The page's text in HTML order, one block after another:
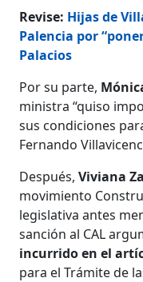
Revise: Hijas de
Palencia por
Palacios
Por su parte,
ministra “quiso
sus condiciones
Fernando
Después,Viviana
movimiento
legislativa antes
sanción al CAL
incurrido en el
para el Trámite de